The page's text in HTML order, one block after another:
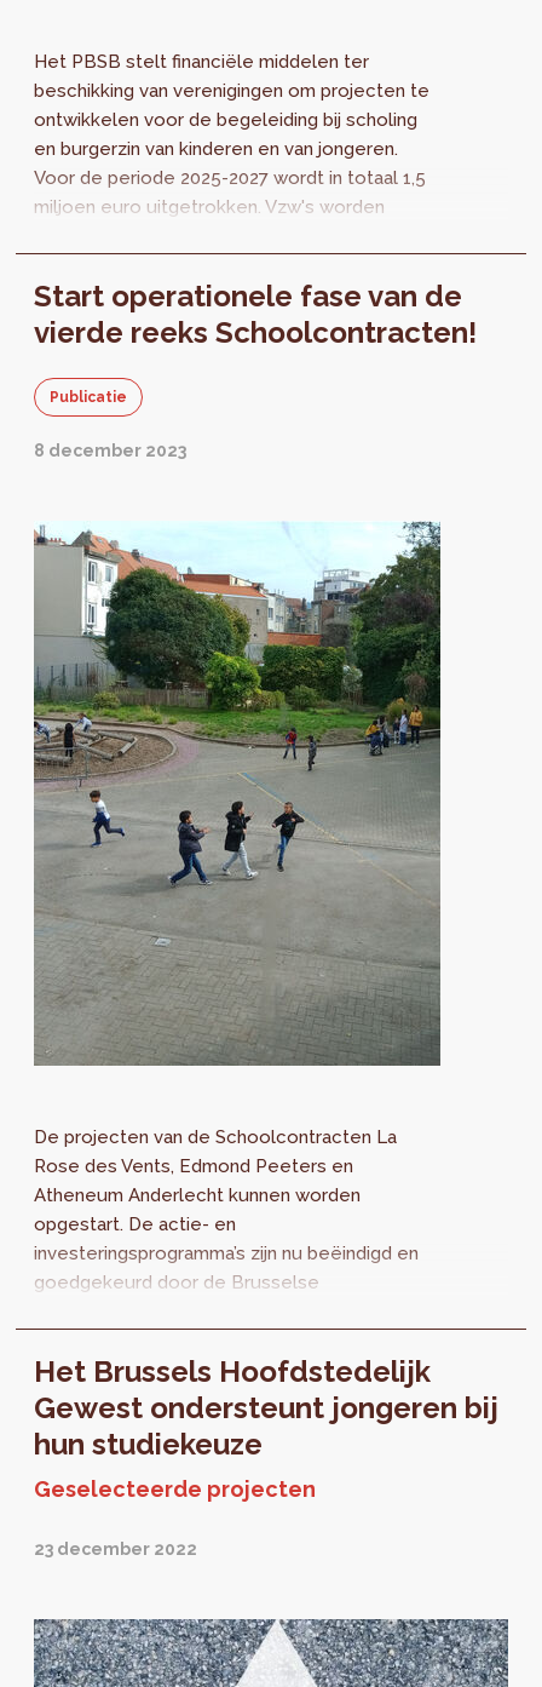
Het PBSB stelt financiële middelen ter
beschikking van verenigingen om projecten te
ontwikkelen voor de begeleiding bij scholing
en burgerzin van kinderen en van jongeren.
Voor de periode 2025-2027 wordt in totaal 1,5
miljoen euro uitgetrokken. Vzw's worden
Start operationele fase van de
vierde reeks Schoolcontracten!
Publicatie
8 december 2023
De projecten van de Schoolcontracten La
Rose des Vents, Edmond Peeters en
Atheneum Anderlecht kunnen worden
opgestart. De actie- en
investeringsprogramma’s zijn nu beëindigd en
goedgekeurd door de Brusselse
Het Brussels Hoofdstedelijk
Gewest ondersteunt jongeren bij
hun studiekeuze
Geselecteerde projecten
23 december 2022